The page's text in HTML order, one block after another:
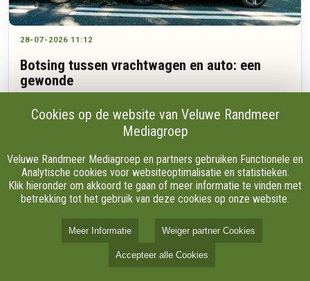
28-07-2026 11:12
Botsing tussen vrachtwagen en auto: een
gewonde
Een auto botste dinsdagochtend achter op een vrachtwagen
verslaggever ter plaatse lichtgewond en is per ambulance
naar het ziekenhuis gebracht.
Cookies op de website van Veluwe Randmeer
Mediagroep
Veluwe Randmeer Mediagroep en partners gebruiken Functionele en
Analytische cookies voor websiteoptimalisatie en statistieken.
Klik hieronder om akkoord te gaan of meer informatie te vinden met
betrekking tot het gebruik van deze cookies op onze website.
Meer Informatie Weiger partner Cookies
Accepteer alle Cookies